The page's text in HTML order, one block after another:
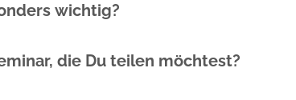
wichtig?
unmittelbare persönliche Austausch
die Du teilen möchtest?